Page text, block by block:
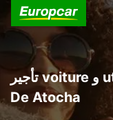
تأجير voiture و utilitaire في Madrid Estacion
De Atocha